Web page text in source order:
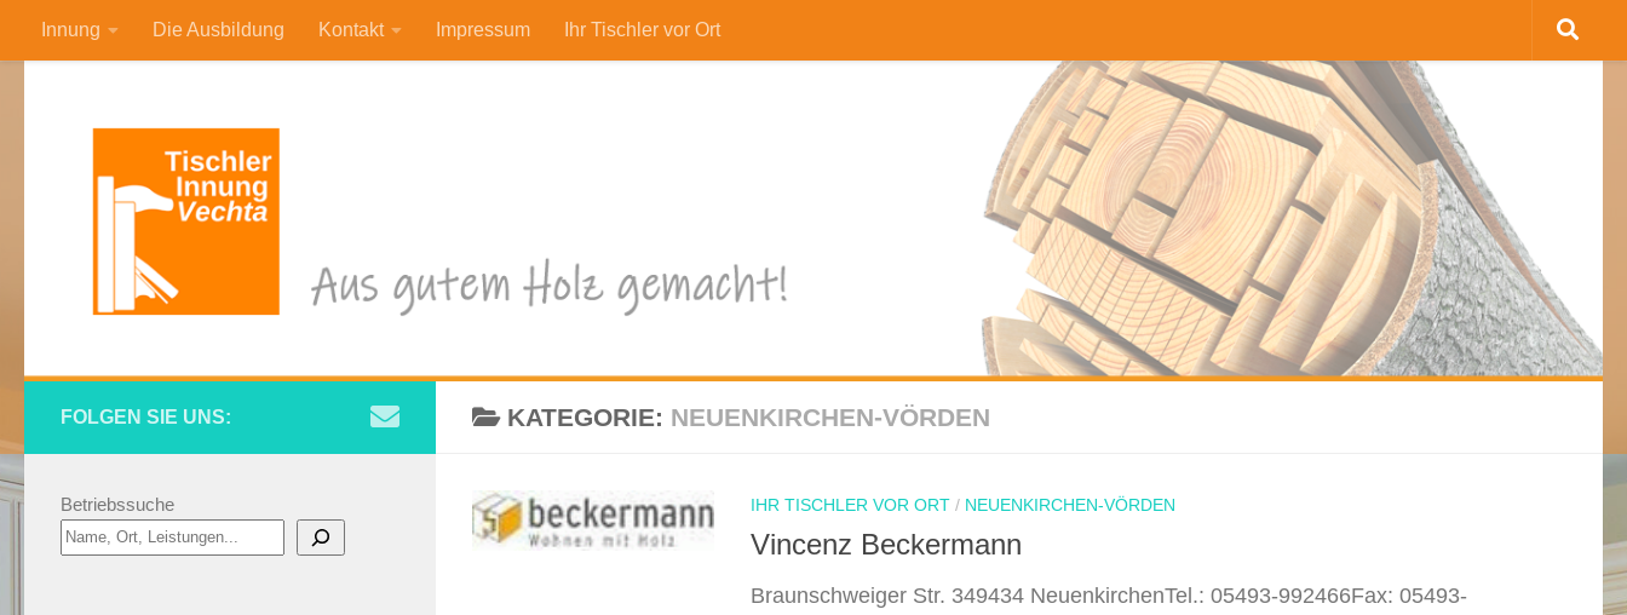
Zum Inhalt springen
Innung Die Ausbildung Kontakt Impressum Ihr Tischler vor Ort
KATEGORIE: NEUENKIRCHEN-VÖRDEN
IHR TISCHLER VOR ORT / NEUENKIRCHEN-VÖRDEN
Vincenz Beckermann
Braunschweiger Str. 349434 NeuenkirchenTel.: 05493-992466Fax: 05493-
FOLGEN SIE UNS:
Betriebssuche